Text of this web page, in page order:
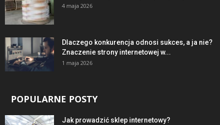
4 maja 2026
Dlaczego konkurencja odnosi sukces, a ja nie?
Znaczenie strony internetowej w...
1 maja 2026
POPULARNE POSTY
Jak prowadzić sklep internetowy?